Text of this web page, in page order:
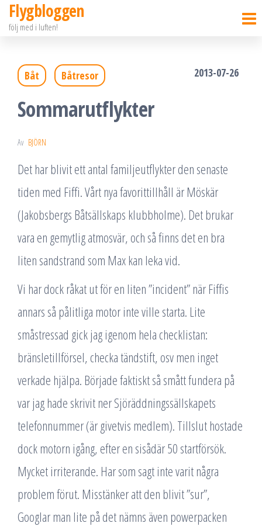
Hoppa
till
Flygbloggen
följ med i luften!
Båt Båtresor 2013-07-26
Sommarutflykter
Av BJÖRN
Det har blivit ett antal familjeutflykter den senaste
tiden med Fiffi. Vårt nya favorittillhåll är Möskär
(Jakobsbergs Båtsällskaps klubbholme). Det brukar
vara en gemytlig atmosvär, och så finns det en bra
liten sandstrand som Max kan leka vid.
Vi har dock råkat ut för en liten ”incident” när Fiffis
annars så pålitliga motor inte ville starta. Lite
småstressad gick jag igenom hela checklistan:
bränsletillförsel, checka tändstift, osv men inget
verkade hjälpa. Började faktiskt så smått fundera på
var jag hade skrivit ner Sjöräddningssällskapets
telefonnummer (är givetvis medlem). Tillslut hostade
dock motorn igång, efter en sisådär 50 startförsök.
Mycket irriterande. Har som sagt inte varit några
problem förut. Misstänker att den blivit ”sur”,
Googlar man lite på det nämns även powerpacken